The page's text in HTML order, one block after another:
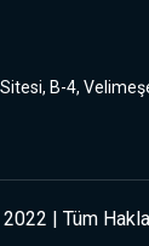
B-4,
| Tüm